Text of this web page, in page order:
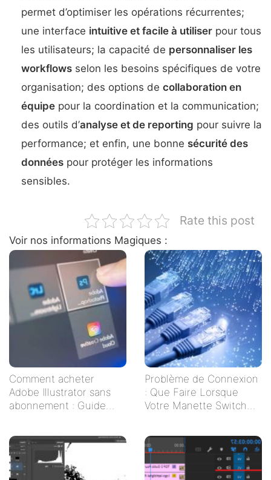
permet d’optimiser les opérations récurrentes;
une interface intuitive et facile à utiliser pour tous
les utilisateurs; la capacité de personnaliser les
workflows selon les besoins spécifiques de votre
organisation; des options de collaboration en
équipe pour la coordination et la communication;
des outils d’analyse et de reporting pour suivre la
performance; et enfin, une bonne sécurité des
données pour protéger les informations
sensibles.
Rate this post
Voir nos informations Magiques :
Comment acheter
Adobe Illustrator sans
abonnement : Guide
Problème de Connexion
: Que Faire Lorsque
Votre Manette Switch